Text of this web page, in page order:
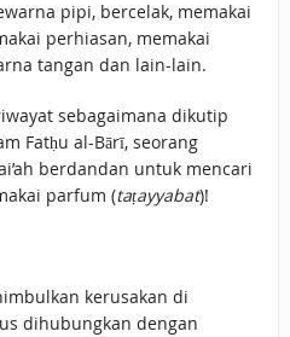
ZAKAT
KERABAT
pipi, bercelak, memakai
perhiasan, memakai
tangan dan lain-lain.
sebagaimana dikutip
Fatḥu al-Bārī, seorang
berdandan untuk mencari
parfum (taṭayyabat)!
kerusakan di
dihubungkan dengan